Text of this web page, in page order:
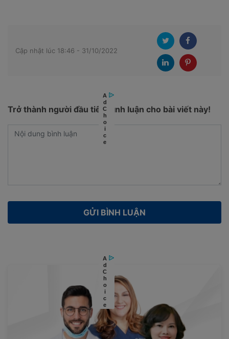
Cập nhật lúc 18:46 - 31/10/2022
Trở thành người đầu tiên bình luận cho bài viết này!